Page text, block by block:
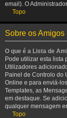
email). O
Topo
Sobre os Amigos
O que é a Lista de
Pode utilizar esta lista
Utilizadores
Painel de Controlo do
Online e para enviá-
Templates, as
em destaque. Se
qualquer mensagem
Topo